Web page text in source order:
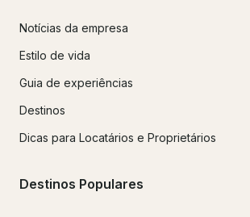
Notícias da empresa
Estilo de vida
Guia de experiências
Destinos
Dicas para Locatários e Proprietários
Destinos Populares